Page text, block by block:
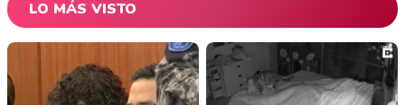
LO MÁS VISTO